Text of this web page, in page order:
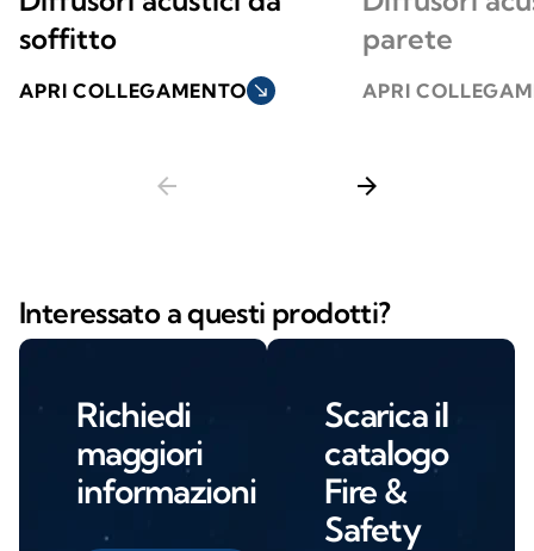
soffitto
APRI COLLEGAMENTO south_east
parete
APRI
arrow_back arrow_forward
Interessato a questi prodotti?
Richiedi
maggiori
informazioni
Scarica il
catalogo
Fire &
Safety